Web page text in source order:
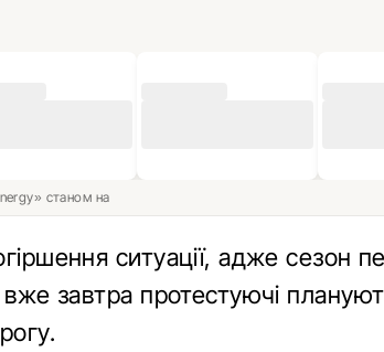
станом на
ситуації, адже сезон
завтра протестуючі